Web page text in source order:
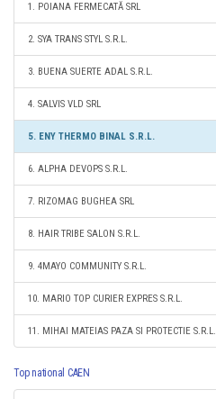
1. POIANA FERMECATĂ SRL
2. SYA TRANS STYL S.R.L.
3. BUENA SUERTE ADAL S.R.L.
4. SALVIS VLD SRL
5. ENY THERMO BINAL S.R.L.
6. ALPHA DEVOPS S.R.L.
7. RIZOMAG BUGHEA SRL
8. HAIR TRIBE SALON S.R.L.
9. 4MAYO COMMUNITY S.R.L.
10. MARIO TOP CURIER EXPRES S.R.L.
11. MIHAI MATEIAS PAZA SI PROTECTIE S.R.L.
Top national CAEN